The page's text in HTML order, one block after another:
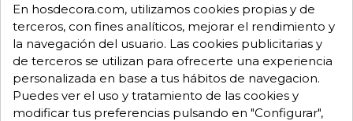
Consulta tus dudas con nosotros.
976 25 59 91
info@hosdecora.com
Hablemos
En hosdecora.com, utilizamos cookies propias y de
terceros, con fines analíticos, mejorar el rendimiento y
la navegación del usuario. Las cookies publicitarias y
de terceros se utilizan para ofrecerte una experiencia
personalizada en base a tus hábitos de navegacion.
Puedes ver el uso y tratamiento de las cookies y
modificar tus preferencias pulsando en "Configurar",